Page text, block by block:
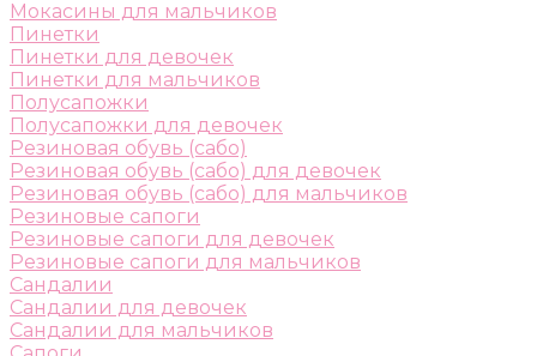
Мокасины для мальчиков
Пинетки
Пинетки для девочек
Пинетки для мальчиков
Полусапожки
Полусапожки для девочек
Резиновая обувь (сабо)
Резиновая обувь (сабо) для девочек
Резиновая обувь (сабо) для мальчиков
Резиновые сапоги
Резиновые сапоги для девочек
Резиновые сапоги для мальчиков
Сандалии
Сандалии для девочек
Сандалии для мальчиков